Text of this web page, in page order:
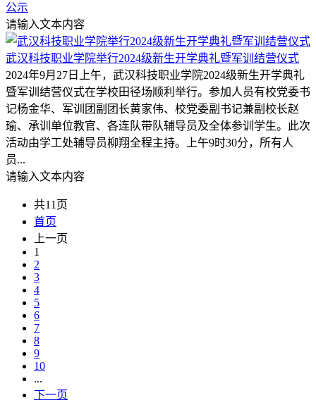
公示
请输入文本内容
武汉科技职业学院举行2024级新生开学典礼暨军训结营仪式
2024年9月27日上午，武汉科技职业学院2024级新生开学典礼
暨军训结营仪式在学校田径场顺利举行。参加人员有校党委书
记杨金华、军训团副团长黄家伟、校党委副书记兼副校长赵
瑜、承训单位教官、各连队带队辅导员及全体参训学生。此次
活动由学工处辅导员柳翔全程主持。上午9时30分，所有人
员...
请输入文本内容
共11页
首页
上一页
1
2
3
4
5
6
7
8
9
10
...
下一页